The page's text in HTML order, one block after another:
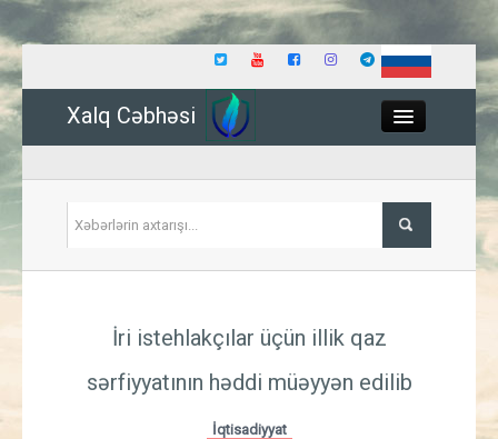
Xalq Cəbhəsi
İqtisadiyyat
İri istehlakçılar üçün illik qaz
sərfiyyatının həddi müəyyən edilib
İqtisadiyyat